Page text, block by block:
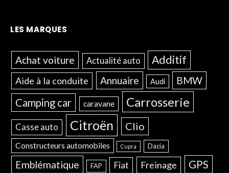
LES MARQUES
Achat voiture Actualité auto Additif
Aide à la conduite Annuaire Audi BMW
Camping car caravane Carrosserie
Casse auto Citroën Clio
Constructeurs automobiles Cupra Dacia
Emblématique FAP Fiat Freinage GPS